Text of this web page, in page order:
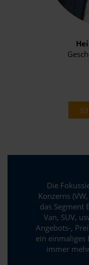
Die
Konzerns (VW,
das Segment
Van, SUV,
Angebots-,
ein einmaliges
immer